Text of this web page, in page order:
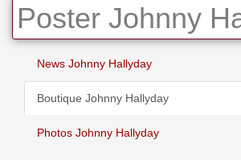
Poster Johnny
News Johnny Hallyday
Boutique Johnny Hallyday
Photos Johnny Hallyday